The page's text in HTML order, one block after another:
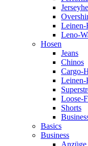
Leinen-
Leno-
Hosen
Jeans
Chinos
Cargo-
Leinen-
Loose-
Shorts
Basics
Business
Anzüge